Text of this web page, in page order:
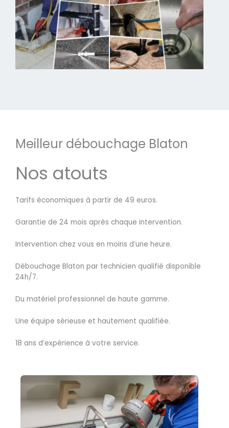
Meilleur débouchage Blaton
Nos atouts
Tarifs économiques à partir de 49 euros.
Garantie de 24 mois après chaque intervention.
Intervention chez vous en moins d’une heure.
Débouchage Blaton par technicien qualifié disponible
24h/7.
Du matériel professionnel de haute gamme.
Une équipe sérieuse et hautement qualifiée.
18 ans d’expérience à votre service.